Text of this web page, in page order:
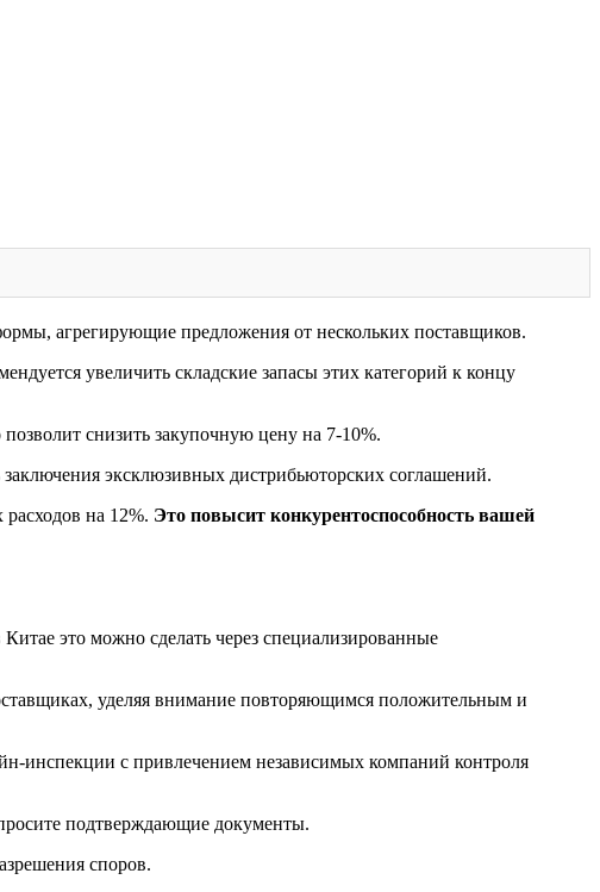
агрегирующие предложения от нескольких поставщиков.
увеличить складские запасы этих категорий к концу
снизить закупочную цену на 7-10%.
эксклюзивных дистрибьюторских соглашений.
на 12%. Это повысит конкурентоспособность вашей
это можно сделать через специализированные
уделяя внимание повторяющимся положительным и
инспекции с привлечением независимых компаний контроля
подтверждающие документы.
споров.